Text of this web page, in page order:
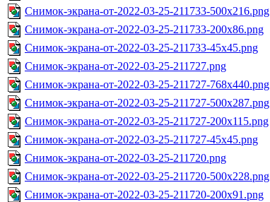
Снимок-экрана-от-2022-03-25-211733-500x216.png
Снимок-экрана-от-2022-03-25-211733-200x86.png
Снимок-экрана-от-2022-03-25-211733-45x45.png
Снимок-экрана-от-2022-03-25-211727.png
Снимок-экрана-от-2022-03-25-211727-768x440.png
Снимок-экрана-от-2022-03-25-211727-500x287.png
Снимок-экрана-от-2022-03-25-211727-200x115.png
Снимок-экрана-от-2022-03-25-211727-45x45.png
Снимок-экрана-от-2022-03-25-211720.png
Снимок-экрана-от-2022-03-25-211720-500x228.png
Снимок-экрана-от-2022-03-25-211720-200x91.png